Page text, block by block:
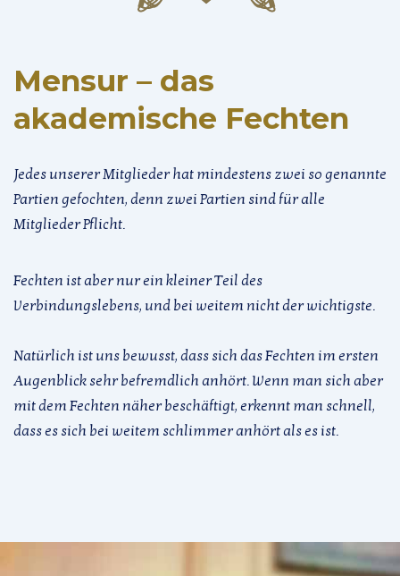
Mensur – das
akademische Fechten
Jedes unserer Mitglieder hat mindestens zwei so genannte
Partien gefochten, denn zwei Partien sind für alle
Mitglieder Pflicht.
Fechten ist aber nur ein kleiner Teil des
Verbindungslebens, und bei weitem nicht der wichtigste.
Natürlich ist uns bewusst, dass sich das Fechten im ersten
Augenblick sehr befremdlich anhört. Wenn man sich aber
mit dem Fechten näher beschäftigt, erkennt man schnell,
dass es sich bei weitem schlimmer anhört als es ist.